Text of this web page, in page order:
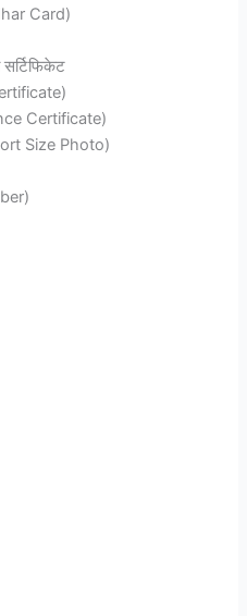
Card)
सर्टिफिकेट
Certificate)
Size Photo)